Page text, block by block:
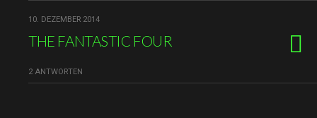
10. DEZEMBER 2014
THE FANTASTIC FOUR
2 ANTWORTEN